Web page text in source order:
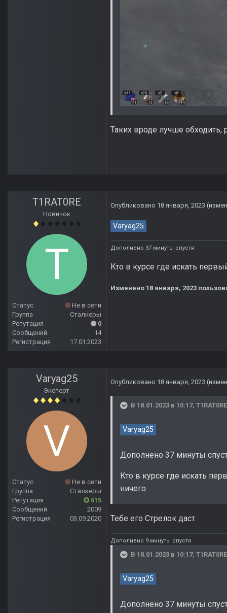
Таких вроде лучше обходить,
T1RAT0RE
Новичок
Статус
Не в сети
Группа
Сталкеры
Репутация
0
Сообщений
14
Регистрация
17.01.2023
Опубликовано 18 января, 2023
Varyag25
Дополнено 37 минуты спустя
Кто в курсе где искать
Изменено 18 января, 2023
Varyag25
Эксперт
Статус
Не в сети
Группа
Сталкеры
Репутация
615
Сообщений
2009
Регистрация
03.09.2020
Опубликовано 18 января, 2023
В 18.01.2023 в 10:17, T1RAT0RE
Varyag25
Дополнено 37 минуты
Кто в курсе где искать
ничего.
Тебе его Стрелок даст.
Дополнено 9 минуты спустя
В 18.01.2023 в 10:17, T1RAT0RE
Varyag25
Дополнено 37 минуты